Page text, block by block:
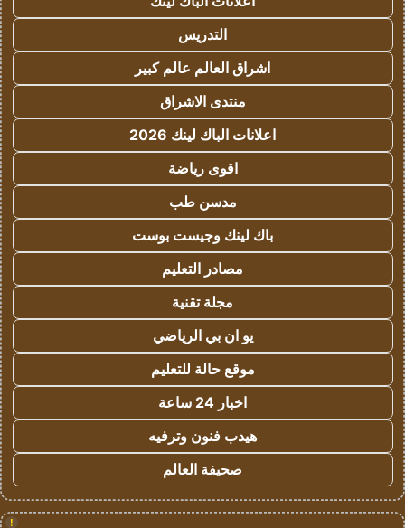
التدريس
اشراق العالم عالم كبير
منتدى الاشراق
اعلانات الباك لينك 2026
اقوى رياضة
مدسن طب
باك لينك وجيست بوست
مصادر التعليم
مجلة تقنية
يو ان بي الرياضي
موقع حالة للتعليم
اخبار 24 ساعة
هيدب فنون وترفيه
صحيفة العالم
!